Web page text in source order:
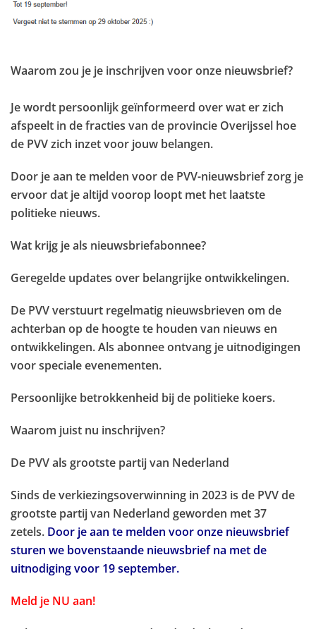
Waarom zou je je inschrijven voor onze nieuwsbrief?
Je wordt persoonlijk geïnformeerd over wat er zich
afspeelt in de fracties van de provincie Overijssel hoe
de PVV zich inzet voor jouw belangen.
Door je aan te melden voor de PVV-nieuwsbrief zorg je
ervoor dat je altijd voorop loopt met het laatste
politieke nieuws.
Wat krijg je als nieuwsbriefabonnee?
Geregelde updates over belangrijke ontwikkelingen.
De PVV verstuurt regelmatig nieuwsbrieven om de
achterban op de hoogte te houden van nieuws en
ontwikkelingen. Als abonnee ontvang je uitnodigingen
voor speciale evenementen.
Persoonlijke betrokkenheid bij de politieke koers.
Waarom juist nu inschrijven?
De PVV als grootste partij van Nederland
Sinds de verkiezingsoverwinning in 2023 is de PVV de
grootste partij van Nederland geworden met 37
zetels. Door je aan te melden voor onze nieuwsbrief
sturen we bovenstaande nieuwsbrief na met de
uitnodiging voor 19 september.
Meld je NU aan!